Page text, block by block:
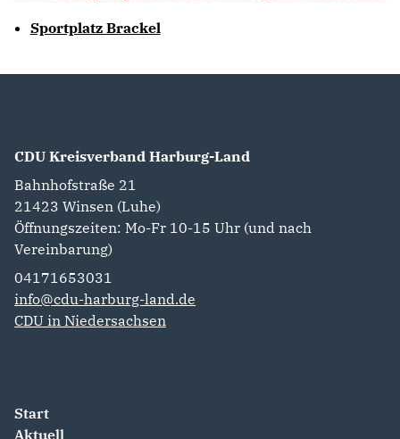
Sportplatz Brackel
CDU Kreisverband Harburg-Land
Bahnhofstraße 21
21423 Winsen (Luhe)
Öffnungszeiten: Mo-Fr 10-15 Uhr (und nach
Vereinbarung)
04171653031
info@cdu-harburg-land.de
CDU in Niedersachsen
Start
Aktuell